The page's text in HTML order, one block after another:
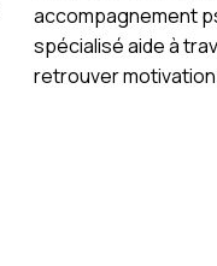
accompagnement
spécialisé aide à
retrouver